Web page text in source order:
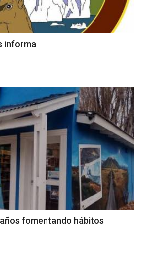
informa
fomentando hábitos